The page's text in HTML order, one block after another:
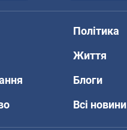
Політика
Життя
Блоги
Всі новини